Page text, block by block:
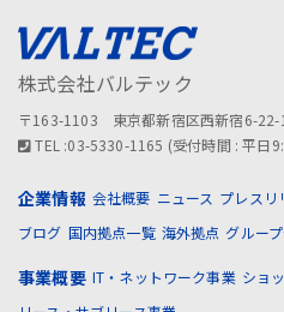
株式会社バルテック
〒163-1103 東京都新宿区西新宿6-22-
TEL :03-5330-1165 (受付時間 : 平日
企業情報 会社概要 ニュース プレスリ
ブログ 国内拠点一覧 海外拠点 グルー
事業概要 IT・ネットワーク事業 ショ